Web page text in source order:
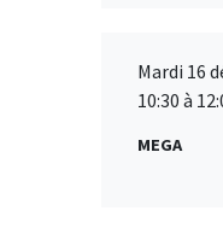
Mardi 16
10:30 à
MEGA